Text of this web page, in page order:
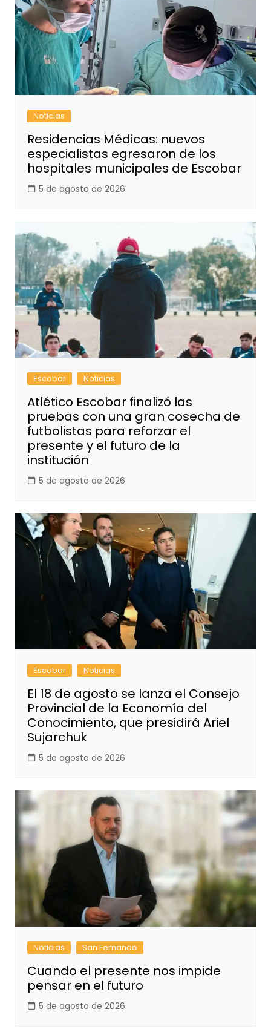
Noticias
Residencias Médicas: nuevos
especialistas egresaron de los
hospitales municipales de Escobar
5 de agosto de 2026
Escobar Noticias
Atlético Escobar finalizó las
pruebas con una gran cosecha de
futbolistas para reforzar el
presente y el futuro de la
institución
5 de agosto de 2026
Escobar Noticias
El 18 de agosto se lanza el Consejo
Provincial de la Economía del
Conocimiento, que presidirá Ariel
Sujarchuk
5 de agosto de 2026
Noticias San Fernando
Cuando el presente nos impide
pensar en el futuro
5 de agosto de 2026